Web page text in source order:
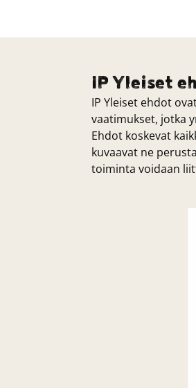
IP Yleiset
IP Yleiset ehdot
vaatimukset, jotka
Ehdot koskevat
kuvaavat ne
toiminta voidaan